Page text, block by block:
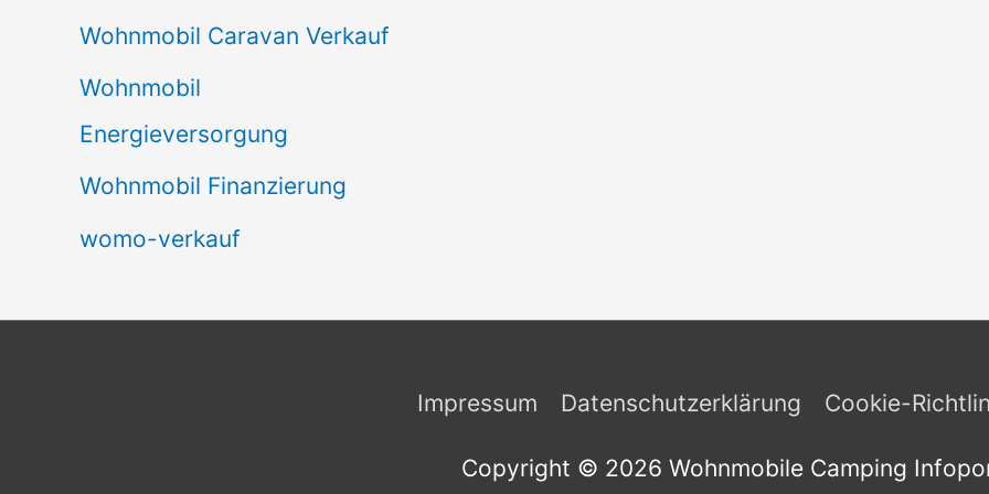
Wohnmobil Caravan Verkauf
Wohnmobil
Energieversorgung
Wohnmobil Finanzierung
womo-verkauf
Impressum Datenschutzerklärung Cookie-
Copyright © 2026 Wohnmobile Camping